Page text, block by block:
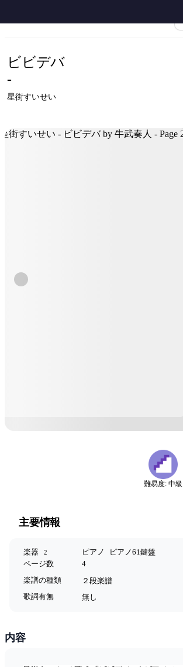
ビビデバ
-
星街すいせい
難易度: 中級
主要情報
楽器 2 ピアノ
ピアノ61鍵盤
ページ数
4
楽譜の種類
２段楽譜
歌詞有無
無し
内容